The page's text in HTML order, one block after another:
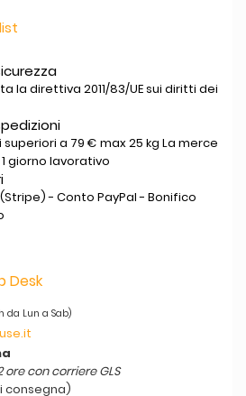
la direttiva 2011/83/UE sui diritti dei
a 79 € max 25 kg La merce
giorno lavorativo
- Conto PayPal - Bonifico
Desk
da Lun a Sab)
con corriere GLS
consegna)